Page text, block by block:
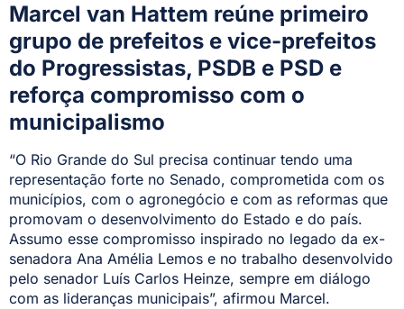
Marcel van Hattem reúne primeiro
grupo de prefeitos e vice-prefeitos
do Progressistas, PSDB e PSD e
reforça compromisso com o
municipalismo
“O Rio Grande do Sul precisa continuar tendo uma
representação forte no Senado, comprometida com os
municípios, com o agronegócio e com as reformas que
promovam o desenvolvimento do Estado e do país.
Assumo esse compromisso inspirado no legado da ex-
senadora Ana Amélia Lemos e no trabalho desenvolvido
pelo senador Luís Carlos Heinze, sempre em diálogo
com as lideranças municipais”, afirmou Marcel.